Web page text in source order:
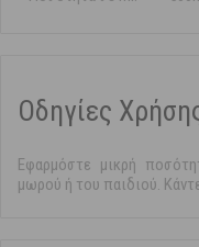
Οδηγίες
Εφαρμόστε μικρή
μωρού ή του παιδιού.